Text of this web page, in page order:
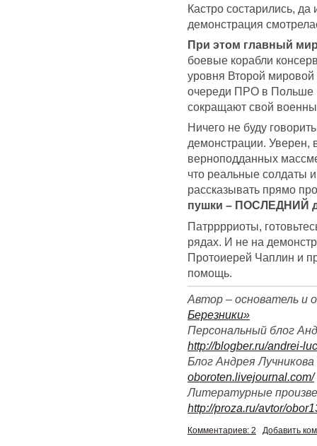
Кастро состарились,
демонстрация
При этом главный
боевые корабли
уровня Второй мировой
очереди ПРО в Польше
сокращают свой
Ничего не буду
демонстрации. Уверен,
верноподданных
что реальные солдаты
рассказывать прямо
пушки – ПОСЛЕДНИЙ
Патрррриоты,
рядах. И не на
Протоиерей Чаплин и
помощь.
Автор – основатель и
Березники»
Персональный блог
http://blogber.ru/andrei-
Блог Андрея
oboroten.livejournal.com/
Литературные
http://proza.ru/avtor/
Комментариев: 2 Добавить